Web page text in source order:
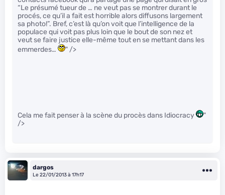
“Le présumé tueur de … ne veut pas se montrer durant le
procés, ce qu’il a fait est horrible alors diffusons largement
sa photo!”. Bref, c’est là qu’on voit que l’intelligence de la
populace qui voit pas plus loin que le bout de son nez et
veut se faire justice elle-même tout en se mettant dans les
emmerdes…
" />
Cela me fait penser à la scène du procès dans Idiocracy
"
/>
dargos
Le 22/01/2013 à 17h17